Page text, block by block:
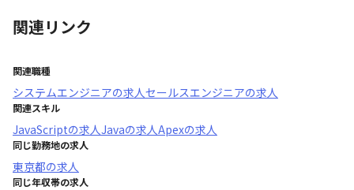
関連リンク
関連職種
システムエンジニアの求人セールスエンジニアの求人
関連スキル
JavaScriptの求人Javaの求人Apexの求人
同じ勤務地の求人
東京都の求人
同じ年収帯の求人